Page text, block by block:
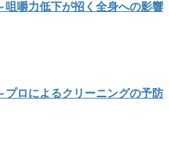
咀嚼力低下が招く全身への影響
ロによるクリーニングの予防